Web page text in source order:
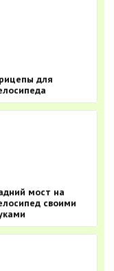
для
мост на
своими